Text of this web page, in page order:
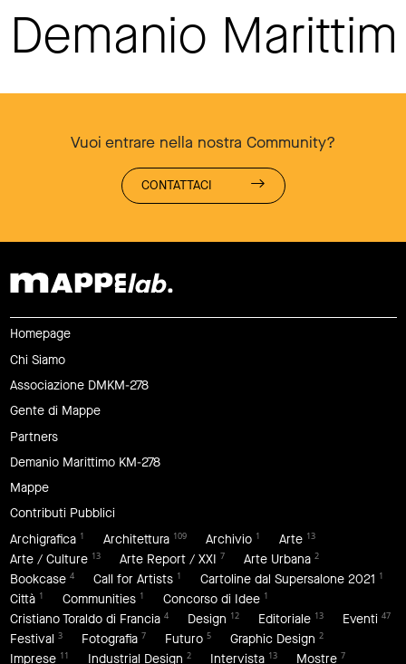
Demanio
Vuoi entrare nella nostra Community?
CONTATTACI
Homepage
Chi Siamo
Associazione DMKM-278
Gente di Mappe
Partners
Demanio Marittimo KM-278
Mappe
Contributi Pubblici
Archigrafica 1 Architettura 109 Archivio 1 Arte 13
Arte / Culture 13 Arte Report / XXI 7 Arte Urbana 2
Bookcase 4 Call for Artists 1 Cartoline dal Supersalone 2021 1
Città 1 Communities 1 Concorso di Idee 1
Cristiano Toraldo di Francia 4 Design 12 Editoriale 13 Eventi 47
Festival 3 Fotografia 7 Futuro 5 Graphic Design 2
Imprese 11 Industrial Design 2 Intervista 13 Mostre 7